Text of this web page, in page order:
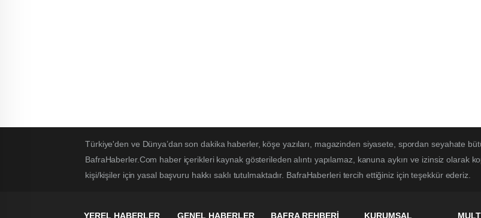
Türkiye'den ve Dünya’dan son dakika haberler, köşe yazıları, magazinden siyasete, spordan seyahate
BafraHaberler.Com haber içerikleri kaynak gösterileden alıntı yapılamaz, kanuna aykırı ve izinsiz olarak
kişi/kişiler için yasal başvuru hakkı saklı tutulmaktadır. BafraHaberleri tercih ettiğiniz için teşekkür ederiz.
YEREL HABERLER GENEL HABERLER BAFRA REHBERİ KURUMSAL